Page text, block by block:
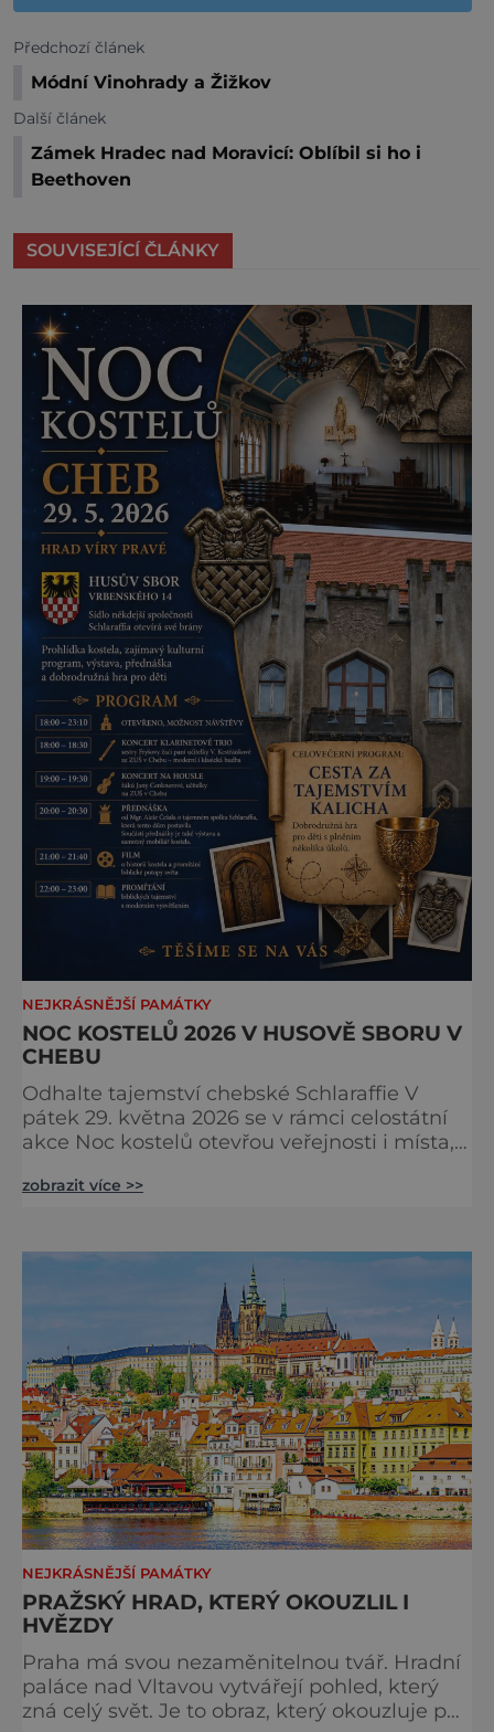
Předchozí článek
Módní Vinohrady a Žižkov
Další článek
Zámek Hradec nad Moravicí: Oblíbil si ho i
Beethoven
SOUVISEJÍCÍ ČLÁNKY
NEJKRÁSNĚJŠÍ PAMÁTKY
NOC KOSTELŮ 2026 V HUSOVĚ SBORU V
CHEBU
Odhalte tajemství chebské Schlaraffie V
pátek 29. května 2026 se v rámci celostátní
akce Noc kostelů otevřou veřejnosti i místa,
nejzajímavějších bude bezesporu Husův
večer plný historie, hudby, tajemství i
dobrodružství pro malé i velké návštěvníky.
Málokdo ví, že dnešní kos
zobrazit více >>
NEJKRÁSNĚJŠÍ PAMÁTKY
PRAŽSKÝ HRAD, KTERÝ OKOUZLIL I
HVĚZDY
Praha má svou nezaměnitelnou tvář. Hradní
paláce nad Vltavou vytvářejí pohled, který
zná celý svět. Je to obraz, který okouzluje po